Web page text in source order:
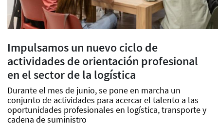
Impulsamos un nuevo ciclo de
actividades de orientación profesional
en el sector de la logística
Durante el mes de junio, se pone en marcha un
conjunto de actividades para acercar el talento a las
oportunidades profesionales en logística, transporte y
cadena de suministro